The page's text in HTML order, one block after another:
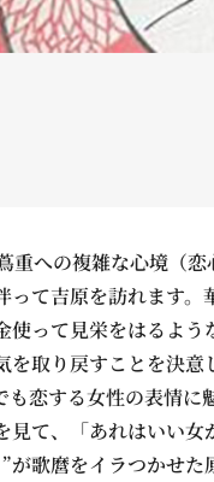
への複雑な心境（
て吉原を訪れます
って見栄をはるよ
取り戻すことを決
恋する女性の表情
て、「あれはいい
歌麿をイラつかせた